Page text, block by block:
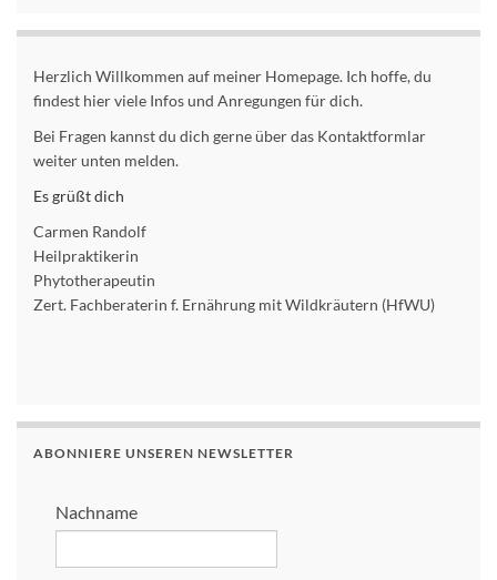
Herzlich Willkommen auf meiner Homepage. Ich hoffe, du
findest hier viele Infos und Anregungen für dich.
Bei Fragen kannst du dich gerne über das Kontaktformlar
weiter unten melden.
Es grüßt dich
Carmen Randolf
Heilpraktikerin
Phytotherapeutin
Zert. Fachberaterin f. Ernährung mit Wildkräutern (HfWU)
ABONNIERE UNSEREN NEWSLETTER
Nachname